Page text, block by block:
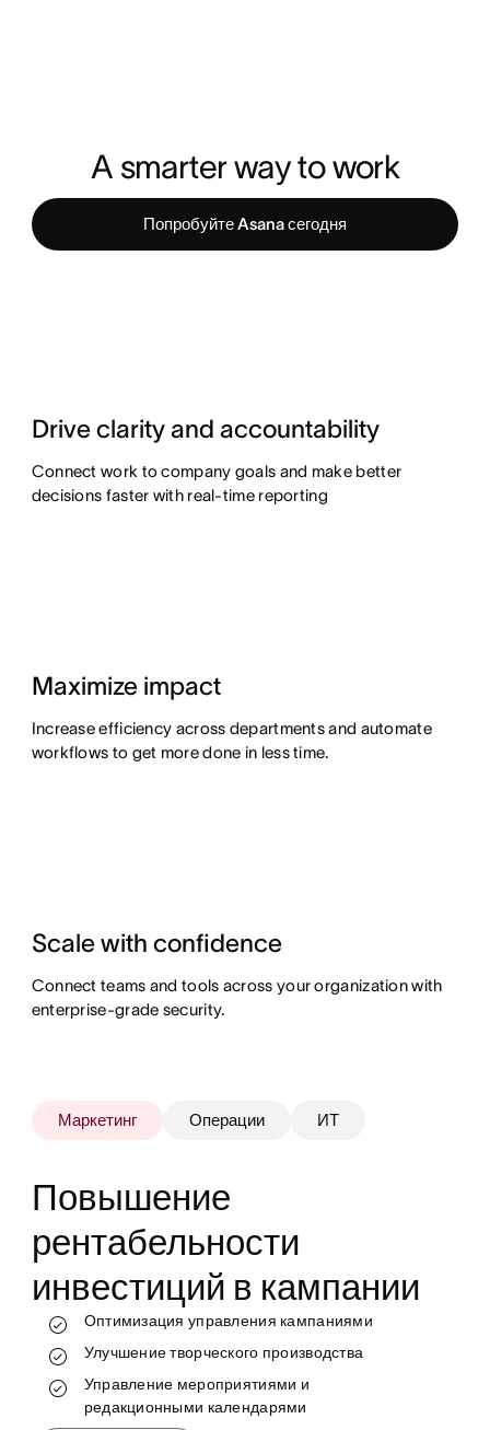
A smarter way to work
Попробуйте Asana сегодня
Drive clarity and accountability
Connect work to company goals and make better
decisions faster with real-time reporting
Maximize impact
Increase efficiency across departments and automate
workflows to get more done in less time.
Scale with confidence
Connect teams and tools across your organization with
enterprise-grade security.
Маркетинг Операции ИТ
Повышение
рентабельности
инвестиций в кампании
Оптимизация управления кампаниями
Улучшение творческого производства
Управление мероприятиями и
редакционными календарями
Отслеживание работы и контроль за ходом
её выполнения в режиме реального
времени
Стандартизация и автоматизация
процессов
Снятие ограничений с групп для
Более эффективное распределение
ресурсов
Автоматизация и масштабирование
рабочих процессов